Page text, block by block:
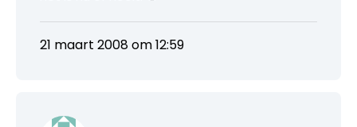
21 maart 2008 om 12:59